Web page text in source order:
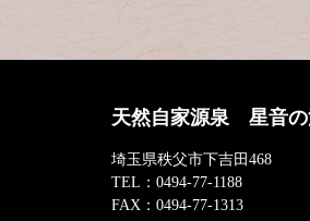
天然自家源泉 星音
埼玉県秩父市下吉田468
TEL： 0494-77-1188
FAX： 0494-77-1313